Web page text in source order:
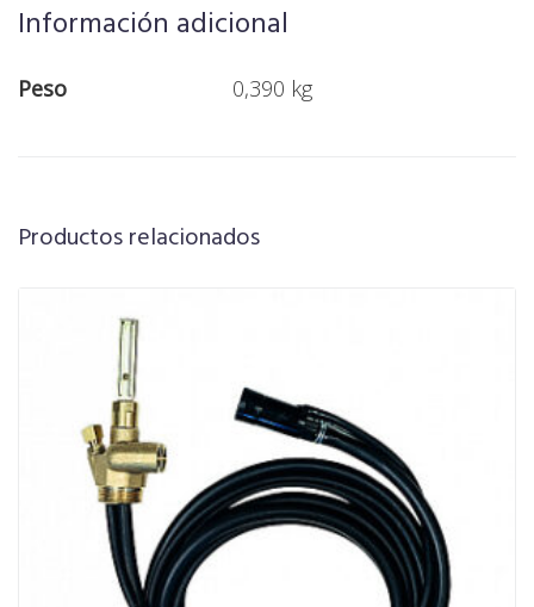
Información adicional
Peso 0,390 kg
Productos relacionados